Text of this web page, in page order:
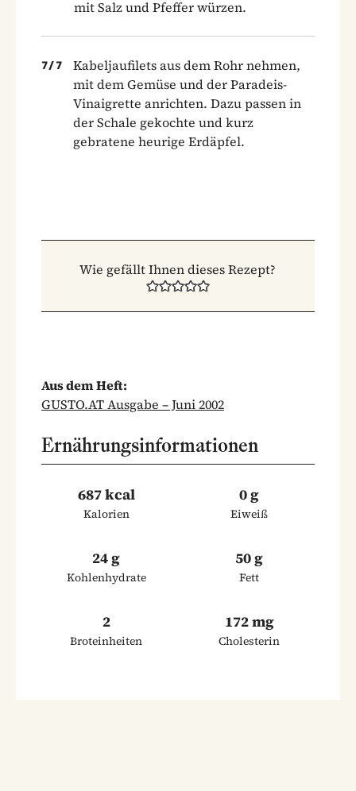
mit Salz und Pfeffer würzen.
7/ 7
Kabeljaufilets aus dem Rohr nehmen,
mit dem Gemüse und der Paradeis-
Vinaigrette anrichten. Dazu passen in
der Schale gekochte und kurz
gebratene heurige Erdäpfel.
Wie gefällt Ihnen dieses Rezept?
Aus dem Heft:
GUSTO.AT Ausgabe – Juni 2002
Ernährungsinformationen
687 kcal
Kalorien
0 g
Eiweiß
24 g
Kohlenhydrate
50 g
Fett
2
Broteinheiten
172 mg
Cholesterin